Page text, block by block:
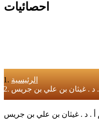
احصائيات
الرئيسية